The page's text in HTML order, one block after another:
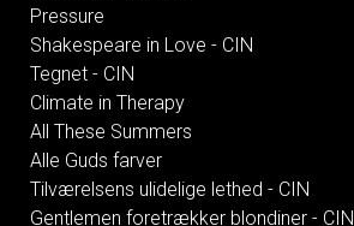
Pressure
Shakespeare in Love - CIN
Tegnet - CIN
Climate in Therapy
All These Summers
Alle Guds farver
Tilværelsens ulidelige lethed - CIN
Gentlemen foretrækker blondiner - CIN